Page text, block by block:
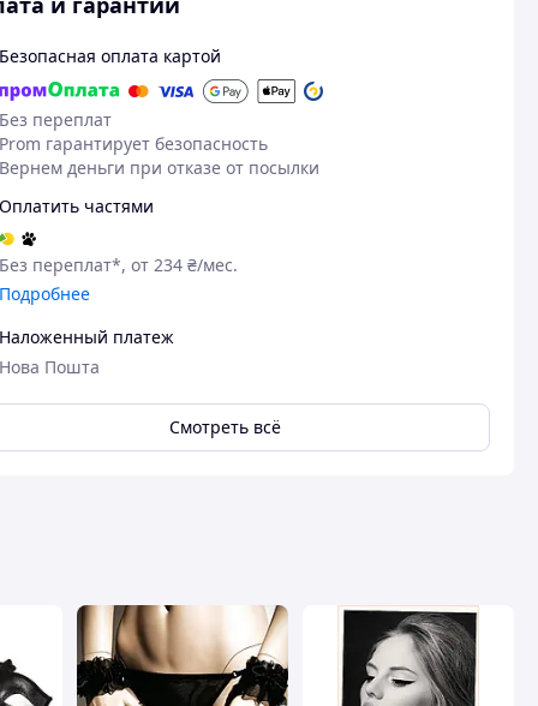
Безопасная оплата картой
Без переплат
Prom гарантирует безопасность
Вернем деньги при отказе от посылки
Оплатить частями
Без переплат*, от 234 ₴/мес.
Подробнее
Наложенный платеж
Нова Пошта
Смотреть всё